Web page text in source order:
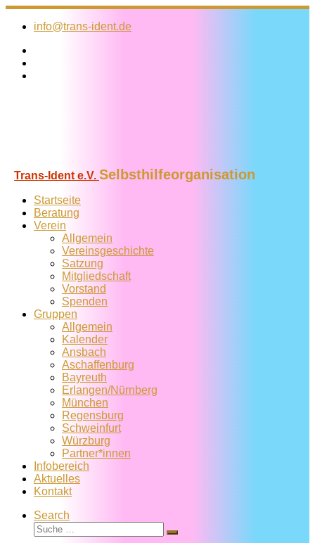
Zum
Inhalt
info@trans-ident.de
Trans-Ident e.V. Selbsthilfeorganisation
Startseite
Beratung
Verein
Allgemein
Vereins­geschichte
Satzung
Mitglied­schaft
Vorstand
Spenden
Gruppen
Allgemein
Kalender
Ansbach
Aschaffenburg
Bayreuth
Erlangen/Nürnberg
München
Regensburg
Schweinfurt
Würzburg
Partner*innen
Infobereich
Aktuelles
Kontakt
Search
Suche
Suche